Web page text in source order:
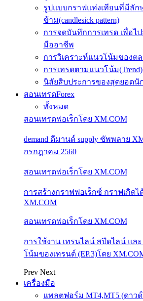
รูปแบบกราฟแท่งเทียนที่มีลั
ข้าม(candlesick pattern)
การจดบันทึกการเทรด เพื่อไป
มืออาชีพ
การวิเคราะห์แนวโน้มของต
การเทรดตามแนวโน้ม(Trend)
นิสัยสิบประการของสุดยอดนัก
สอนเทรดForex
ทั้งหมด
สอนเทรดฟอเร็กโดย XM.COM
demand ดีมานด์ supply ซัพพลาย
กรกฎาคม 2560
สอนเทรดฟอเร็กโดย XM.COM
การสร้างกราฟฟอเร็กซ์ กราฟเกิดไ
XM.COM
สอนเทรดฟอเร็กโดย XM.COM
การใช้งาน เทรนไลน์ สปีดไลน์ แล
โน้มของเทรนด์ (EP.3)โดย
Prev Next
เครื่องมือ
แพลตฟอร์ม MT4,MT5 (ดาว